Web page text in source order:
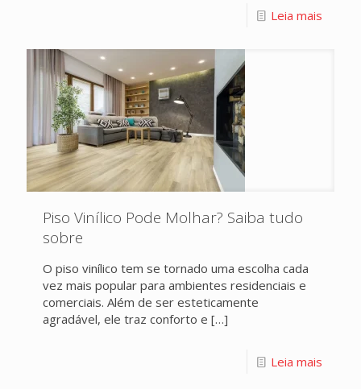
Leia mais
Piso Vinílico Pode Molhar? Saiba tudo
sobre
O piso vinílico tem se tornado uma escolha cada
vez mais popular para ambientes residenciais e
comerciais. Além de ser esteticamente
agradável, ele traz conforto e […]
Leia mais